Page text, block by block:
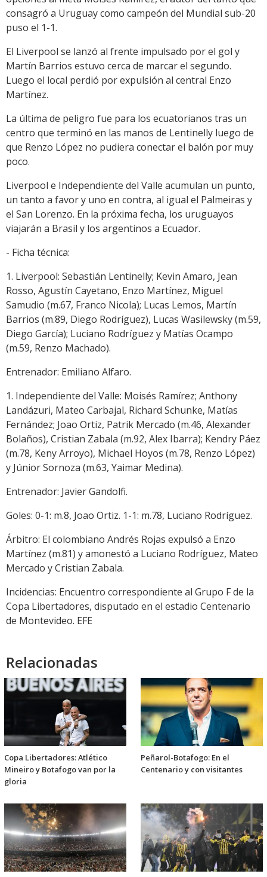
consagró a Uruguay como campeón del Mundial sub-20
puso el 1-1.
El Liverpool se lanzó al frente impulsado por el gol y
Martín Barrios estuvo cerca de marcar el segundo.
Luego el local perdió por expulsión al central Enzo
Martínez.
La última de peligro fue para los ecuatorianos tras un
centro que terminó en las manos de Lentinelly luego de
que Renzo López no pudiera conectar el balón por muy
poco.
Liverpool e Independiente del Valle acumulan un punto,
un tanto a favor y uno en contra, al igual el Palmeiras y
el San Lorenzo. En la próxima fecha, los uruguayos
viajarán a Brasil y los argentinos a Ecuador.
- Ficha técnica:
1. Liverpool: Sebastián Lentinelly; Kevin Amaro, Jean
Rosso, Agustín Cayetano, Enzo Martínez, Miguel
Samudio (m.67, Franco Nicola); Lucas Lemos, Martín
Barrios (m.89, Diego Rodríguez), Lucas Wasilewsky (m.59,
Diego García); Luciano Rodríguez y Matías Ocampo
(m.59, Renzo Machado).
Entrenador: Emiliano Alfaro.
1. Independiente del Valle: Moisés Ramírez; Anthony
Landázuri, Mateo Carbajal, Richard Schunke, Matías
Fernández; Joao Ortiz, Patrik Mercado (m.46, Alexander
Bolaños), Cristian Zabala (m.92, Alex Ibarra); Kendry Páez
(m.78, Keny Arroyo), Michael Hoyos (m.78, Renzo López)
y Júnior Sornoza (m.63, Yaimar Medina).
Entrenador: Javier Gandolfi.
Goles: 0-1: m.8, Joao Ortiz. 1-1: m.78, Luciano Rodríguez.
Árbitro: El colombiano Andrés Rojas expulsó a Enzo
Martínez (m.81) y amonestó a Luciano Rodríguez, Mateo
Mercado y Cristian Zabala.
Incidencias: Encuentro correspondiente al Grupo F de la
Copa Libertadores, disputado en el estadio Centenario
de Montevideo. EFE
Relacionadas
Copa Libertadores: Atlético
Mineiro y Botafogo van por la
gloria
Peñarol-Botafogo: En el
Centenario y con visitantes